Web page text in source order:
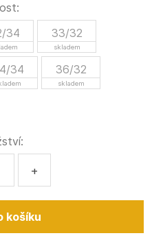
34 33/32
skladem
34 36/32
skladem
+